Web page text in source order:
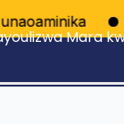
Mara